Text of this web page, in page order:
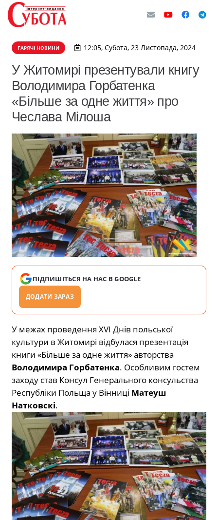
ГАРЯЧІ НОВИНИ 12:05, Субота, 23 Листопада, 2024
У Житомирі презентували книгу
Володимира Горбатенка
«Більше за одне життя» про
Чеслава Мілоша
ПІДПИШІТЬСЯ НА НАС В GOOGLE
ДОДАТИ ЗАРАЗ
У межах проведення XVI Днів польської
культури в Житомирі відбулася презентація
книги «Більше за одне життя» авторства
Володимира Горбатенка. Особливим гостем
заходу став Консул Генерального консульства
Республіки Польща у Вінниці Матеуш
Натковскі.